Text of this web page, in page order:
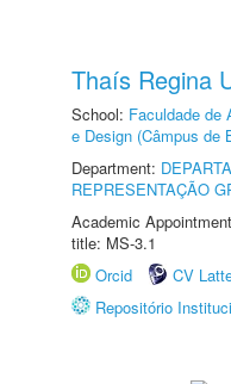
Thaís Regina
School: Faculdade de
e Design (Câmpus de
Department:
REPRESENTAÇÃO
Academic
title: MS-3.1
Orcid
CV
Repositório